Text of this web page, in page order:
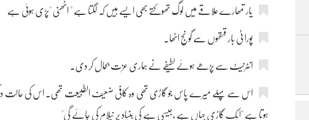
یار تمھارے علاقے میں لوگ تھوکتے بھی ایسے ہیں کہ لگتا ہے " اٹھنی "پڑی ہوئی ہے
پورا ٹی بار قہقہوں سے گونج اٹھا۔
انٹرنیٹ سے پڑھے ہوئے لطیفے نے ہماری عزت بحال کر دی۔
اس سے پہلے میرے پاس جو گاڑی تھی وہ کافی ضعیف الطبیعت تھی۔ اس کی حالت دیکھ کر
ہوتا ہے "ایک گاڑی جہاں ہے ،جیسی ہے کی بنیاد پر نیلام کی جائے گی"